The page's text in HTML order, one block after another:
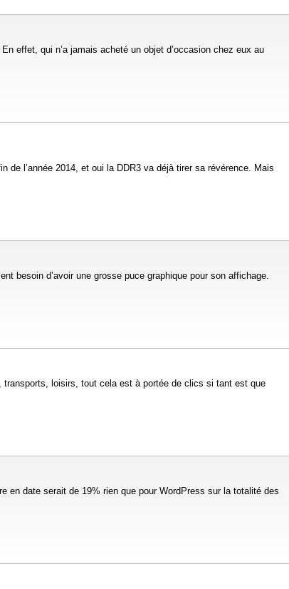
effet, qui n’a jamais acheté un objet d’occasion chez eux au
de l’année 2014, et oui la DDR3 va déjà tirer sa révérence. Mais
besoin d’avoir une grosse puce graphique pour son affichage.
loisirs, tout cela est à portée de clics si tant est que
en date serait de 19% rien que pour WordPress sur la totalité des